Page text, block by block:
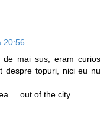
20:56
mai sus, eram curios
despre topuri, nici eu nu
... out of the city.